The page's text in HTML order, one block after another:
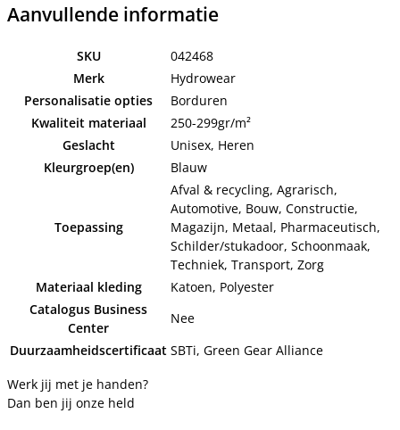
Aanvullende informatie
SKU
042468
Merk
Hydrowear
Personalisatie opties
Borduren
Kwaliteit materiaal
250-299gr/m²
Geslacht
Unisex, Heren
Kleurgroep(en)
Blauw
Toepassing
Afval & recycling, Agrarisch,
Automotive, Bouw, Constructie,
Magazijn, Metaal, Pharmaceutisch,
Schilder/stukadoor, Schoonmaak,
Techniek, Transport, Zorg
Materiaal kleding
Katoen, Polyester
Catalogus Business
Center
Nee
Duurzaamheidscertificaat SBTi, Green Gear Alliance
Werk jij met je handen?
Dan ben jij onze held